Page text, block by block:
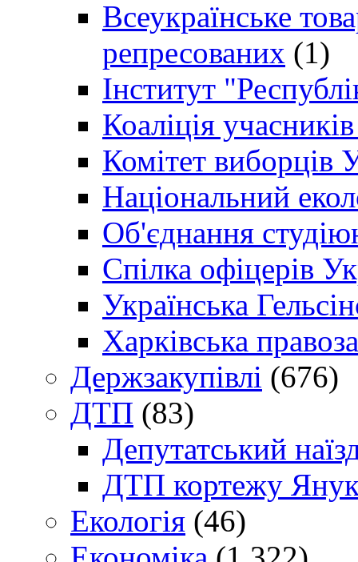
Всеукраїнське
репресованих (1)
Інститут
Коаліція
Комітет виборців
Національний
Об'єднання
Спілка офіцерів
Українська
Харківська
Держзакупівлі (676)
ДТП (83)
Депутатський
ДТП кортежу
Екологія (46)